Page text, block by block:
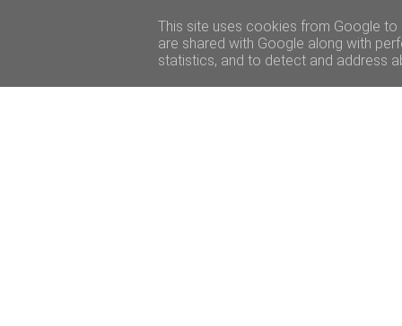
BEAUTÉ VOYAGE
This site uses cookies from Google
are shared with Google along with
statistics, and to detect and address